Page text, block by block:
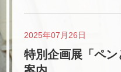
2025年07月26日
特別企画展「ペ